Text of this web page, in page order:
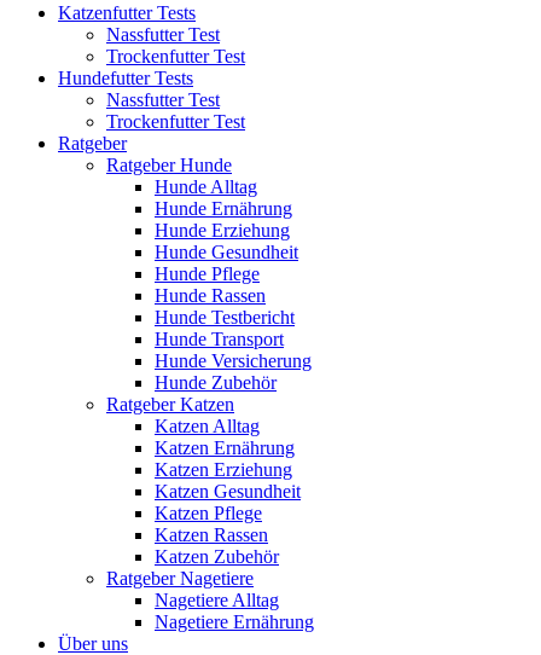
Katzenfutter Tests
Nassfutter Test
Trockenfutter Test
Hundefutter Tests
Nassfutter Test
Trockenfutter Test
Ratgeber
Ratgeber Hunde
Hunde Alltag
Hunde Ernährung
Hunde Erziehung
Hunde Gesundheit
Hunde Pflege
Hunde Rassen
Hunde Testbericht
Hunde Transport
Hunde Versicherung
Hunde Zubehör
Ratgeber Katzen
Katzen Alltag
Katzen Ernährung
Katzen Erziehung
Katzen Gesundheit
Katzen Pflege
Katzen Rassen
Katzen Zubehör
Ratgeber Nagetiere
Nagetiere Alltag
Nagetiere Ernährung
Über uns